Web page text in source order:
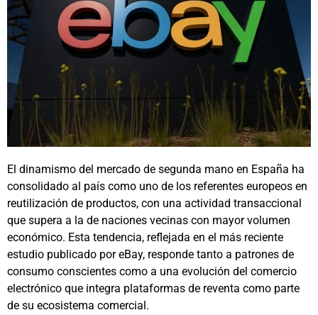
El dinamismo del mercado de segunda mano en España ha
consolidado al país como uno de los referentes europeos en
reutilización de productos, con una actividad transaccional
que supera a la de naciones vecinas con mayor volumen
económico. Esta tendencia, reflejada en el más reciente
estudio publicado por eBay, responde tanto a patrones de
consumo conscientes como a una evolución del comercio
electrónico que integra plataformas de reventa como parte
de su ecosistema comercial.